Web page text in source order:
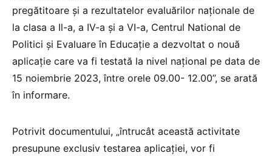
pregătitoare și a rezultatelor evaluărilor naționale de
la clasa a Il-a, a IV-a şi a VI-a, Centrul National de
Politici și Evaluare în Educație a dezvoltat o nouă
aplicație care va fi testată la nivel național pe data de
15 noiembrie 2023, între orele 09.00- 12.00”, se arată
în informare.
Potrivit documentului, „întrucât această activitate
presupune exclusiv testarea aplicației, vor fi